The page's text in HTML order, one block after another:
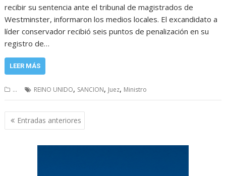
recibir su sentencia ante el tribunal de magistrados de
Westminster, informaron los medios locales. El excandidato a
líder conservador recibió seis puntos de penalización en su
registro de…
LEER MÁS
... REINO UNIDO, SANCION, Juez, Ministro
Navegación
de
entradas
Entradas anteriores